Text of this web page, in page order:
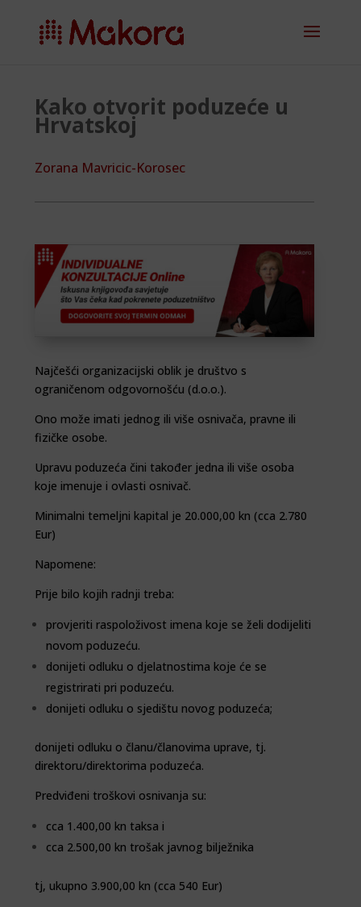
Kako otvorit poduzeće u
Hrvatskoj
Zorana Mavricic-Korosec
Najčešći organizacijski oblik je društvo s
ograničenom odgovornošću (d.o.o.).
Ono može imati jednog ili više osnivača, pravne ili
fizičke osobe.
Upravu poduzeća čini također jedna ili više osoba
koje imenuje i ovlasti osnivač.
Minimalni temeljni kapital je 20.000,00 kn (cca 2.780
Eur)
Napomene:
Prije bilo kojih radnji treba:
provjeriti raspoloživost imena koje se želi dodijeliti
novom poduzeću.
donijeti odluku o djelatnostima koje će se
registrirati pri poduzeću.
donijeti odluku o sjedištu novog poduzeća;
donijeti odluku o članu/članovima uprave, tj.
direktoru/direktorima poduzeća.
Predviđeni troškovi osnivanja su:
cca 1.400,00 kn taksa i
cca 2.500,00 kn trošak javnog bilježnika
tj, ukupno 3.900,00 kn (cca 540 Eur)